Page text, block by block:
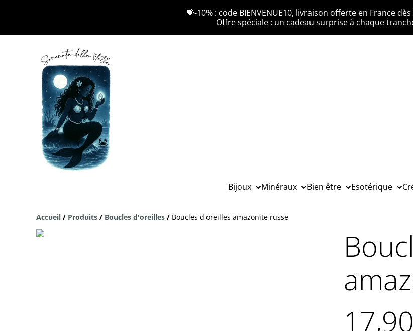
💝-10% : code BIENVENUE10, livraison offerte en France
Offre spéciale : un cadeau surprise à chaque
Bijoux Minéraux Bien être Esotérique
Accueil / Produits / Boucles d'oreilles / Boucles d'oreilles amazonite russe